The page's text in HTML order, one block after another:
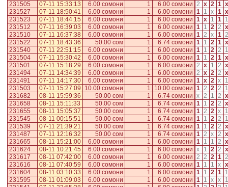
231505
07-11 15:33:13 6.00 сомони 1 6.00 сомони 2 x 2 1 x
231527
07-11 18:50:41 6.00 сомони 1 6.00 сомони 1 1 x 1 x
231523
07-11 18:44:15 6.00 сомони 1 6.00 сомони 1 x 1 1
1
231512
07-11 16:39:03 6.00 сомони 1 6.00 сомони 1 1 2 2 x
231510
07-11 16:37:38 6.00 сомони 1 6.00 сомони 1 2 x 1 2
231522
07-11 18:43:36 50.00 сом 1 6.74 сомони 1 1 2 1 x
231540
07-11 22:51:15 6.00 сомони 1 6.00 сомони 1 1 2 2
1
231504
07-11 15:30:42 6.00 сомони 1 6.00 сомони 1 1 2 1 x
231501
07-11 15:18:29 6.00 сомони 1 6.00 сомони 2 x 1 2 x
231494
07-11 14:34:39 6.00 сомони 1 6.00 сомони 2 x 2 2 x
231491
07-11 14:17:30 6.00 сомони 1 6.00 сомони 1 x 2 x
1
231503
07-11 15:27:09 10.00 сомони 1 10.00 сомони 1 2 2 2
1
231682
08-11 15:59:36 50.00 сом 1 6.74 сомони x 2 1 2 x
231658
08-11 15:11:33 50.00 сом 1 6.74 сомони 1 1 2 2 x
231655
08-11 15:05:37 50.00 сом 1 6.74 сомони 1 2 2 x
1
231545
08-11 00:15:51 50.00 сом 1 6.74 сомони 1 1 2 2
1
231539
07-11 21:39:21 50.00 сом 1 6.74 сомони 1 1 2 2 x
231487
07-11 12:16:32 50.00 сом 1 6.74 сомони 1 2 x 2 x
231665
08-11 15:21:00 6.00 сомони 1 6.00 сомони 1 1 1 2 x
231624
08-11 10:21:45 6.00 сомони 1 6.00 сомони x 1 2 2 x
231617
08-11 07:42:00 6.00 сомони 1 6.00 сомони 2 2 2 1 2
231616
08-11 07:40:59 6.00 сомони 1 6.00 сомони 1 1 1 x x
231604
08-11 03:10:33 6.00 сомони 1 6.00 сомони 1 1 2 1
1
231595
08-11 01:09:03 6.00 сомони 1 6.00 сомони 1 1 x x
1